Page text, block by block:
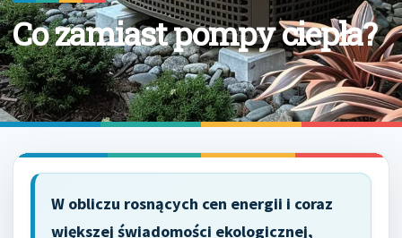
Co zamiast pompy ciepła?
W obliczu rosnących cen energii i coraz
większej świadomości ekologicznej,